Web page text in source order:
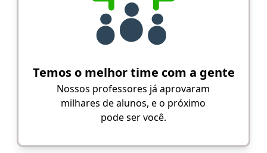
Temos o melhor time com a gente
Nossos professores já aprovaram
milhares de alunos, e o próximo
pode ser você.